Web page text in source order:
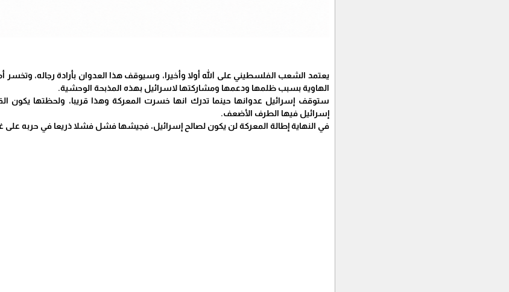
يعتمد الشعب الفلسطيني على الله أولا وأخيرا، وسيوقف هذا العدوان بأرادة رجاله، وتخسر
الهاوية بسبب ظلمها ودعمها ومشاركتها لاسرائيل بهذه المذبحة الوحشية.
ستوقف إسرائيل عدوانها حينما تدرك انها خسرت المعركة وهذا قريبا، ولحظتها يكون
إسرائيل فيها الطرف الأضعف.
في النهاية إطالة المعركة لن يكون لصالح إسرائيل، فجيشها فشل فشلا ذريعا في حربه